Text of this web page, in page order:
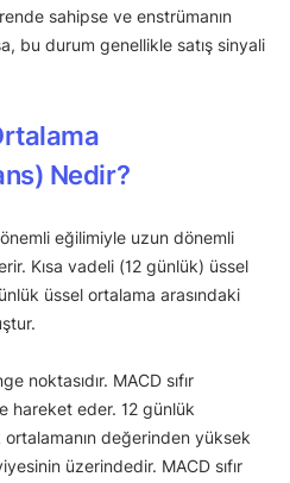
sahipse ve enstrümanın
bu durum genellikle satış sinyali
Nedir?
eğilimiyle uzun dönemli
Kısa vadeli (12 günlük) üssel
üssel ortalama arasındaki
noktasıdır. MACD sıfır
hareket eder. 12 günlük
değerinden yüksek
üzerindedir. MACD sıfır